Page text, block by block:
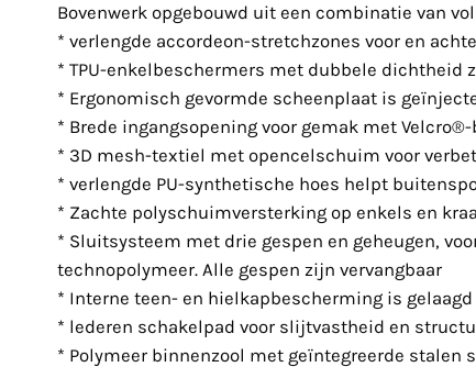
Bovenwerk opgebouwd uit een combinatie van
* verlengde accordeon-stretchzones voor en
* TPU-enkelbeschermers met dubbele dichtheid
* Ergonomisch gevormde scheenplaat is
* Brede ingangsopening voor gemak met
* 3D mesh-textiel met opencelschuim voor
* verlengde PU-synthetische hoes helpt
* Zachte polyschuimversterking op enkels en
* Sluitsysteem met drie gespen en geheugen,
technopolymeer. Alle gespen zijn vervangbaar
* Interne teen- en hielkapbescherming is
* lederen schakelpad voor slijtvastheid en
* Polymeer binnenzool met geïntegreerde stalen